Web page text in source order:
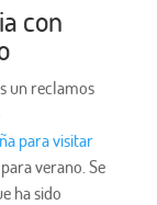
con
un reclamos
para visitar
verano. Se
ha sido